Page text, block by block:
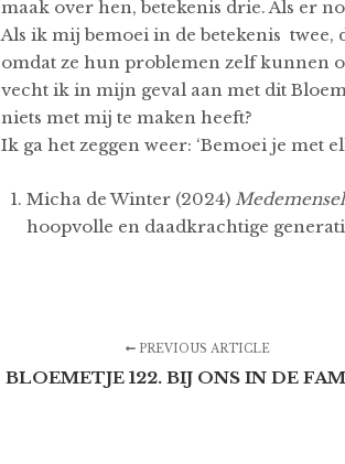
maak over hen, betekenis drie. Als er
Als ik mij bemoei in de betekenis
omdat ze hun problemen zelf kunnen
vecht ik in mijn geval aan met dit
niets met mij te maken heeft?
Ik ga het zeggen weer: ‘Bemoei je met
Micha de Winter (2024)
hoopvolle en daadkrachtige
PREVIOUS ARTICLE
BLOEMETJE 122. BIJ ONS IN DE